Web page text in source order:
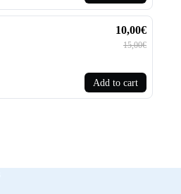
10,00€
15,00€
Add to cart